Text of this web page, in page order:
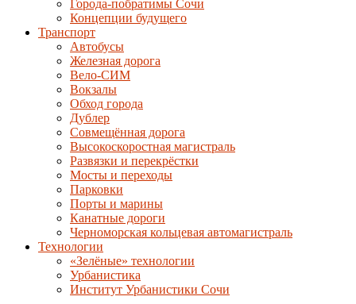
Города-побратимы Сочи
Концепции будущего
Транспорт
Автобусы
Железная дорога
Вело-СИМ
Вокзалы
Обход города
Дублер
Совмещённая дорога
Высокоскоростная магистраль
Развязки и перекрёстки
Мосты и переходы
Парковки
Порты и марины
Канатные дороги
Черноморская кольцевая автомагистраль
Технологии
«Зелёные» технологии
Урбанистика
Институт Урбанистики Сочи